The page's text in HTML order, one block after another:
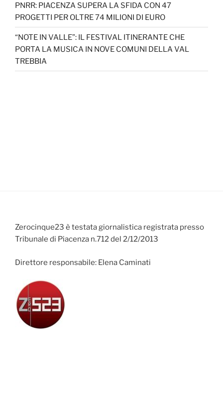
PNRR: PIACENZA SUPERA LA SFIDA CON 47
PROGETTI PER OLTRE 74 MILIONI DI EURO
“NOTE IN VALLE”: IL FESTIVAL ITINERANTE CHE
PORTA LA MUSICA IN NOVE COMUNI DELLA VAL
TREBBIA
Zerocinque23 è testata giornalistica registrata presso
Tribunale di Piacenza n.712 del 2/12/2013
Direttore responsabile: Elena Caminati